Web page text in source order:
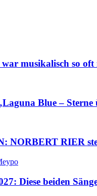
musikalisch so oft
Blue – Sterne
NORBERT RIER
Diese beiden